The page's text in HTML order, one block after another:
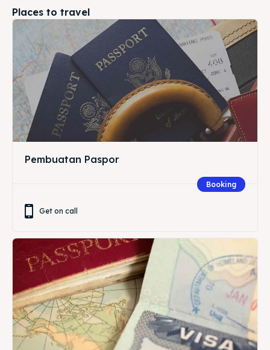
Places to travel
Pembuatan Paspor
Booking
Get on call